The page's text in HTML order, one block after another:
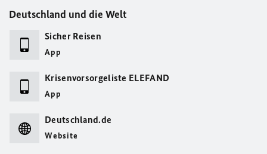
Deutschland und die Welt
Sicher Reisen
App
Krisenvorsorgeliste ELEFAND
App
Deutschland.de
Website